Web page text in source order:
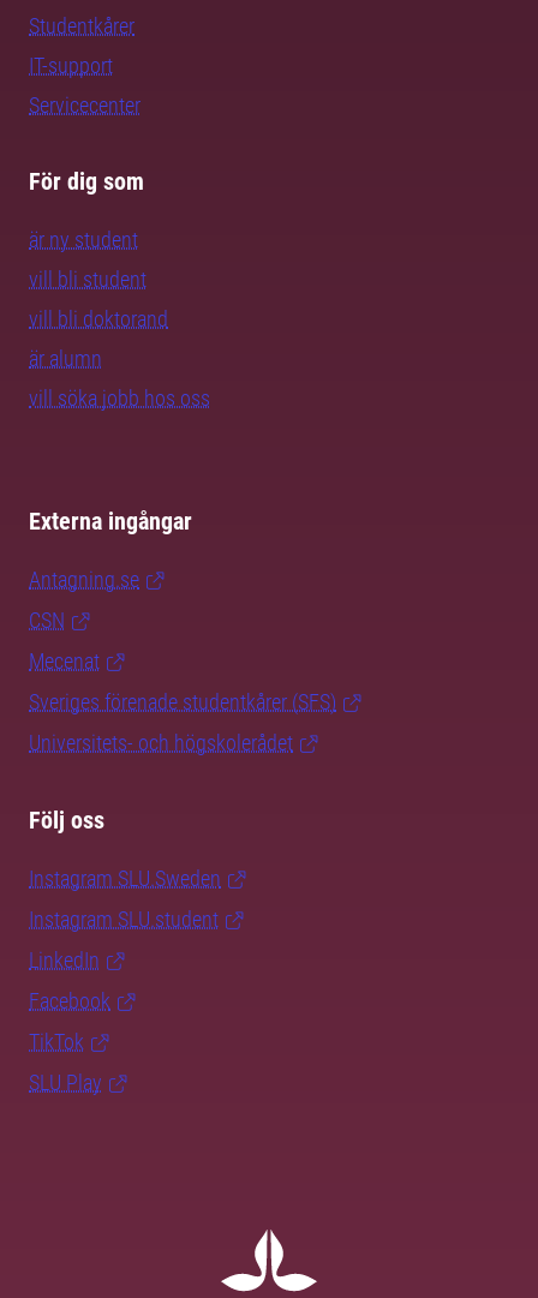
Studentkårer
IT-support
Servicecenter
För dig som
är ny student
vill bli student
vill bli doktorand
är alumn
vill söka jobb hos oss
Externa ingångar
Antagning.se
CSN
Mecenat
Sveriges förenade studentkårer (SFS)
Universitets- och högskolerådet
Följ oss
Instagram SLU.Sweden
Instagram SLU.student
LinkedIn
Facebook
TikTok
SLU Play